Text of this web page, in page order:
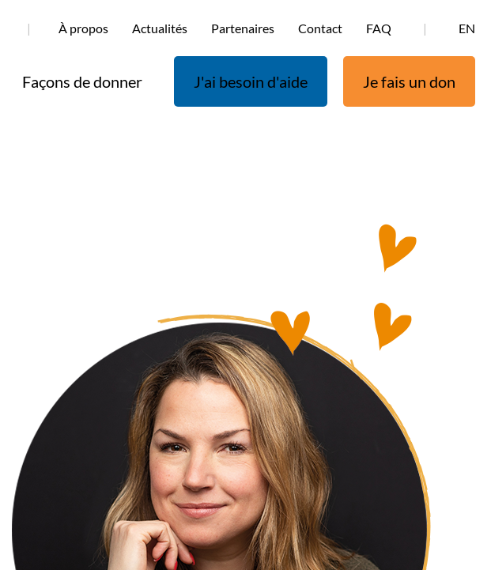
| À propos Actualités Partenaires Contact FAQ | EN
Façons de donner J'ai besoin d'aide Je fais un don